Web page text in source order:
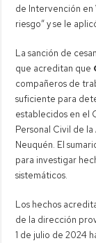
de Intervención
riesgo” y se le
La sanción de
que acreditan que
compañeros de
suficiente para
establecidos en el
Personal Civil de
Neuquén. El
para investigar
sistemáticos.
Los hechos
de la dirección
1 de julio de 2024